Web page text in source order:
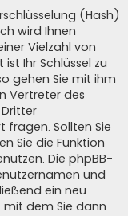
(Hash)
wird Ihnen
Vielzahl von
Ihr Schlüssel zu
gehen Sie mit ihm
Vertreter des
fragen. Sollten Sie
Sie die Funktion
Die phpBB-
und
ein neu
mit dem Sie dann